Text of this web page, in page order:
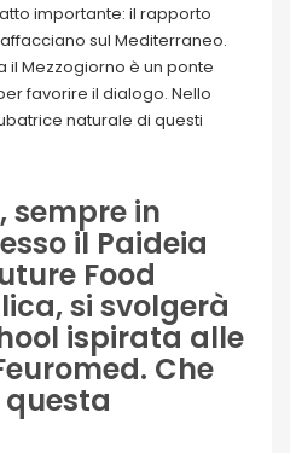
importante: il rapporto
sul Mediterraneo.
il Mezzogiorno è un ponte
favorire il dialogo. Nello
naturale di questi
sempre in
il Paideia
Food
si svolgerà
ispirata alle
Che